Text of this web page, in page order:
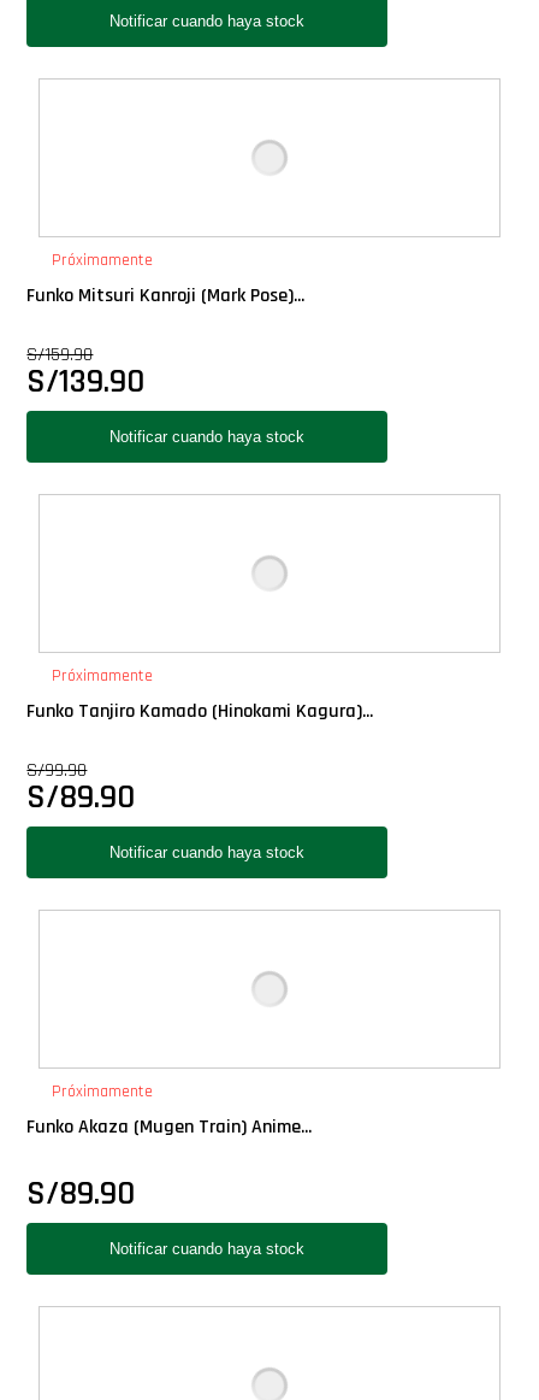
Pop Regular
Pop Rides
PRÓXIMAMENTE
Star Wars Oferta
Próximamente
Funko Mitsuri Kanroji (Mark Pose)...
S/159.90
S/139.90
Próximamente
Funko Tanjiro Kamado (Hinokami Kagura)...
S/99.90
S/89.90
Próximamente
Funko Akaza (Mugen Train) Anime...
S/89.90